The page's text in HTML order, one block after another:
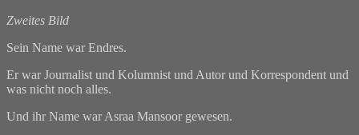
Zweites Bild
Sein Name war Endres.
Er war Journalist und Kolumnist und Autor und Korrespondent und
was nicht noch alles.
Und ihr Name war Asraa Mansoor gewesen.